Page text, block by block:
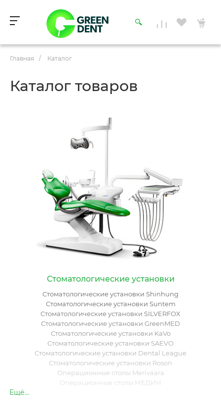
Главная / Каталог
Каталог товаров
Стоматологические установки
Стоматологические установки Shinhung
Стоматологические установки Suntem
Стоматологические установки SILVERFOX
Стоматологические установки GreenMED
Стоматологические установки KaVo
Стоматологические установки SAEVO
Стоматологические установки Dental League
Стоматологические установки Roson
Операционные столы Merivaara
Операционные столы МЕДИН
Ещё...